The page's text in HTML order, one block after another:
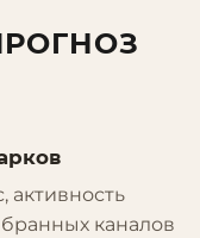
активность
каналов